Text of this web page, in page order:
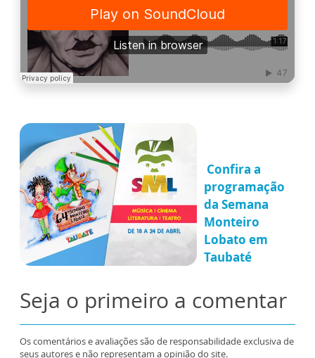
Confira a
programação
da Semana
Monteiro
Lobato em
Taubaté
Seja o primeiro a comentar
Os comentários e avaliações são de responsabilidade exclusiva de
seus autores e não representam a opinião do site.